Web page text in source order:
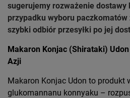
sugerujemy rozważenie dostawy
przypadku wyboru
szybki odbiór przesyłki po jej
Makaron Konjac (Shirataki)
Azji
Makaron Konjac Udon to produkt
glukomannanu konnyaku –